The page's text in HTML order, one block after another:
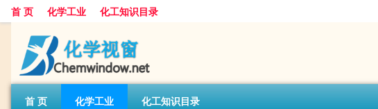
首 页 化学工业 化工知识目录
首 页 化学工业 化工知识目录